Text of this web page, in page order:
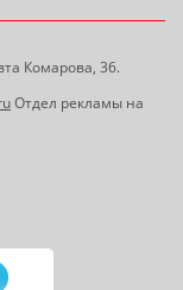
Комарова, 36.
Отдел рекламы на